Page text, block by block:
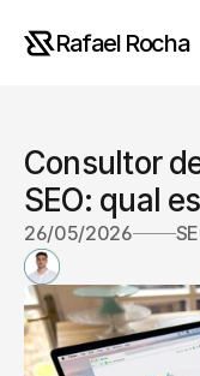
Rafael Rocha
26/05/2026
Consultor
SEO: qual